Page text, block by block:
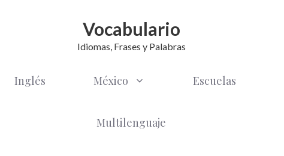
Vocabulario
Idiomas, Frases y Palabras
Inglés México Escuelas
Multilenguaje